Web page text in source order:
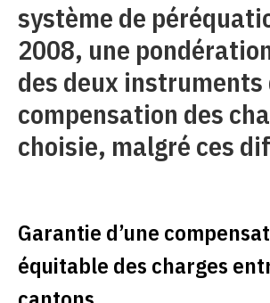
système de
2008, une
des deux instruments
compensation des
choisie, malgré ces
Garantie d’une
équitable des charges